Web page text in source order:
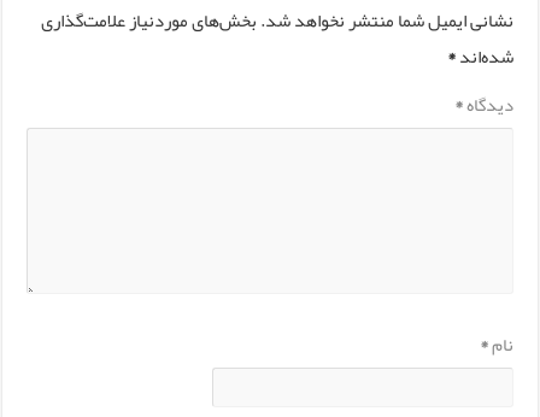
نشانی ایمیل شما منتشر نخواهد شد.بخش‌های موردنیاز علامت‌گذاری
شده‌اند*
دیدگاه*
نام*